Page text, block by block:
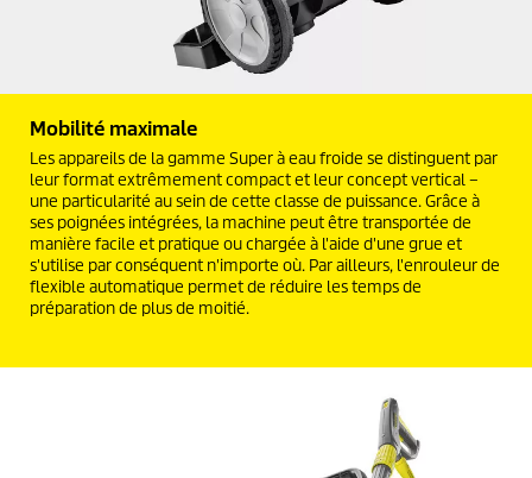
Mobilité maximale
Les appareils de la gamme Super à eau froide se distinguent par
leur format extrêmement compact et leur concept vertical –
une particularité au sein de cette classe de puissance. Grâce à
ses poignées intégrées, la machine peut être transportée de
manière facile et pratique ou chargée à l'aide d'une grue et
s'utilise par conséquent n'importe où. Par ailleurs, l'enrouleur de
flexible automatique permet de réduire les temps de
préparation de plus de moitié.